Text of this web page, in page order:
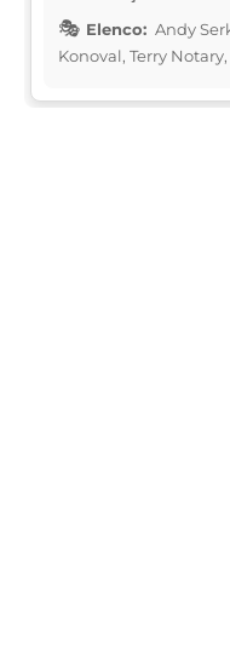
Elenco: Andy
Konoval, Terry